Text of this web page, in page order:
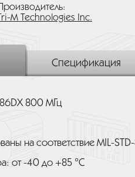
Производитель:
Tri-M Technologies Inc.
Спецификация
800 МГц
на соответствие MIL-
от -40 до +85 °C